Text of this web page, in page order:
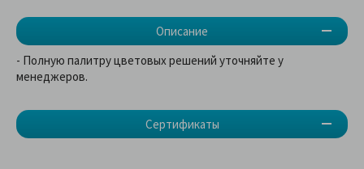
Описание
Сертификаты
- Полную палитру цветовых решений уточняйте у
менеджеров.